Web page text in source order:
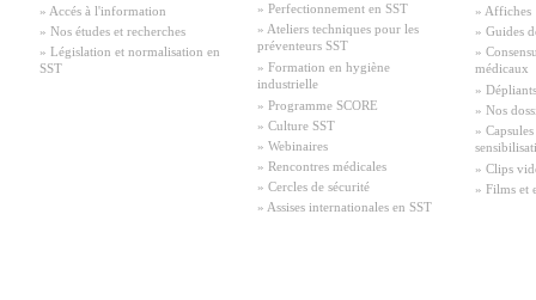
» Accés à l'information
» Nos études et recherches
» Législation et normalisation en
SST
» Perfectionnement en SST
» Ateliers techniques pour les
préventeurs SST
» Formation en hygiène
industrielle
» Programme SCORE
» Culture SST
» Webinaires
» Rencontres médicales
» Cercles de sécurité
» Assises internationales en SST
» Affiches
» Guides
»
médicaux
» Dépliants
» Nos
»
» Clips
» Films et